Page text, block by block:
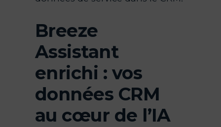
Breeze
Assistant
enrichi : vos
données CRM
au cœur de l’IA